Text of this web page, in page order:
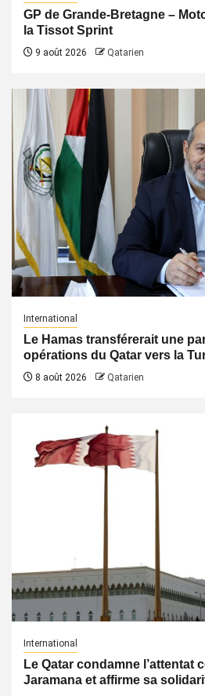
GP de Grande-Bretagne –
la Tissot Sprint
9 août 2026 Qatarien
International
Le Hamas transférerait une
opérations du Qatar vers la
8 août 2026 Qatarien
International
Le Qatar condamne l’attentat
Jaramana et affirme sa